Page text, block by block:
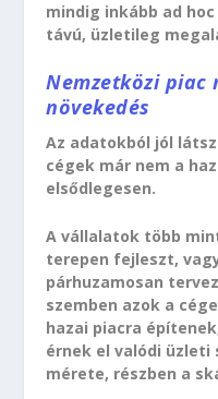
mindig inkább ad
távú, üzletileg
Nemzetközi piac
növekedés
Az adatokból jól
cégek már nem a
elsődlegesen.
A vállalatok több
terepen fejleszt,
párhuzamosan
szemben azok a
hazai piacra
érnek el valódi üzleti
mérete, részben a